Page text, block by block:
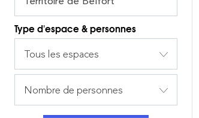
Type d'espace & personnes
Tous les espaces
Nombre de personnes